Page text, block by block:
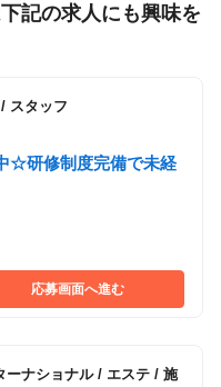
/ 新宿駅
記の求人にも興味を
スタッフ
☆研修制度完備で未経
応募画面へ進む
ーナショナル/ エステ / 施